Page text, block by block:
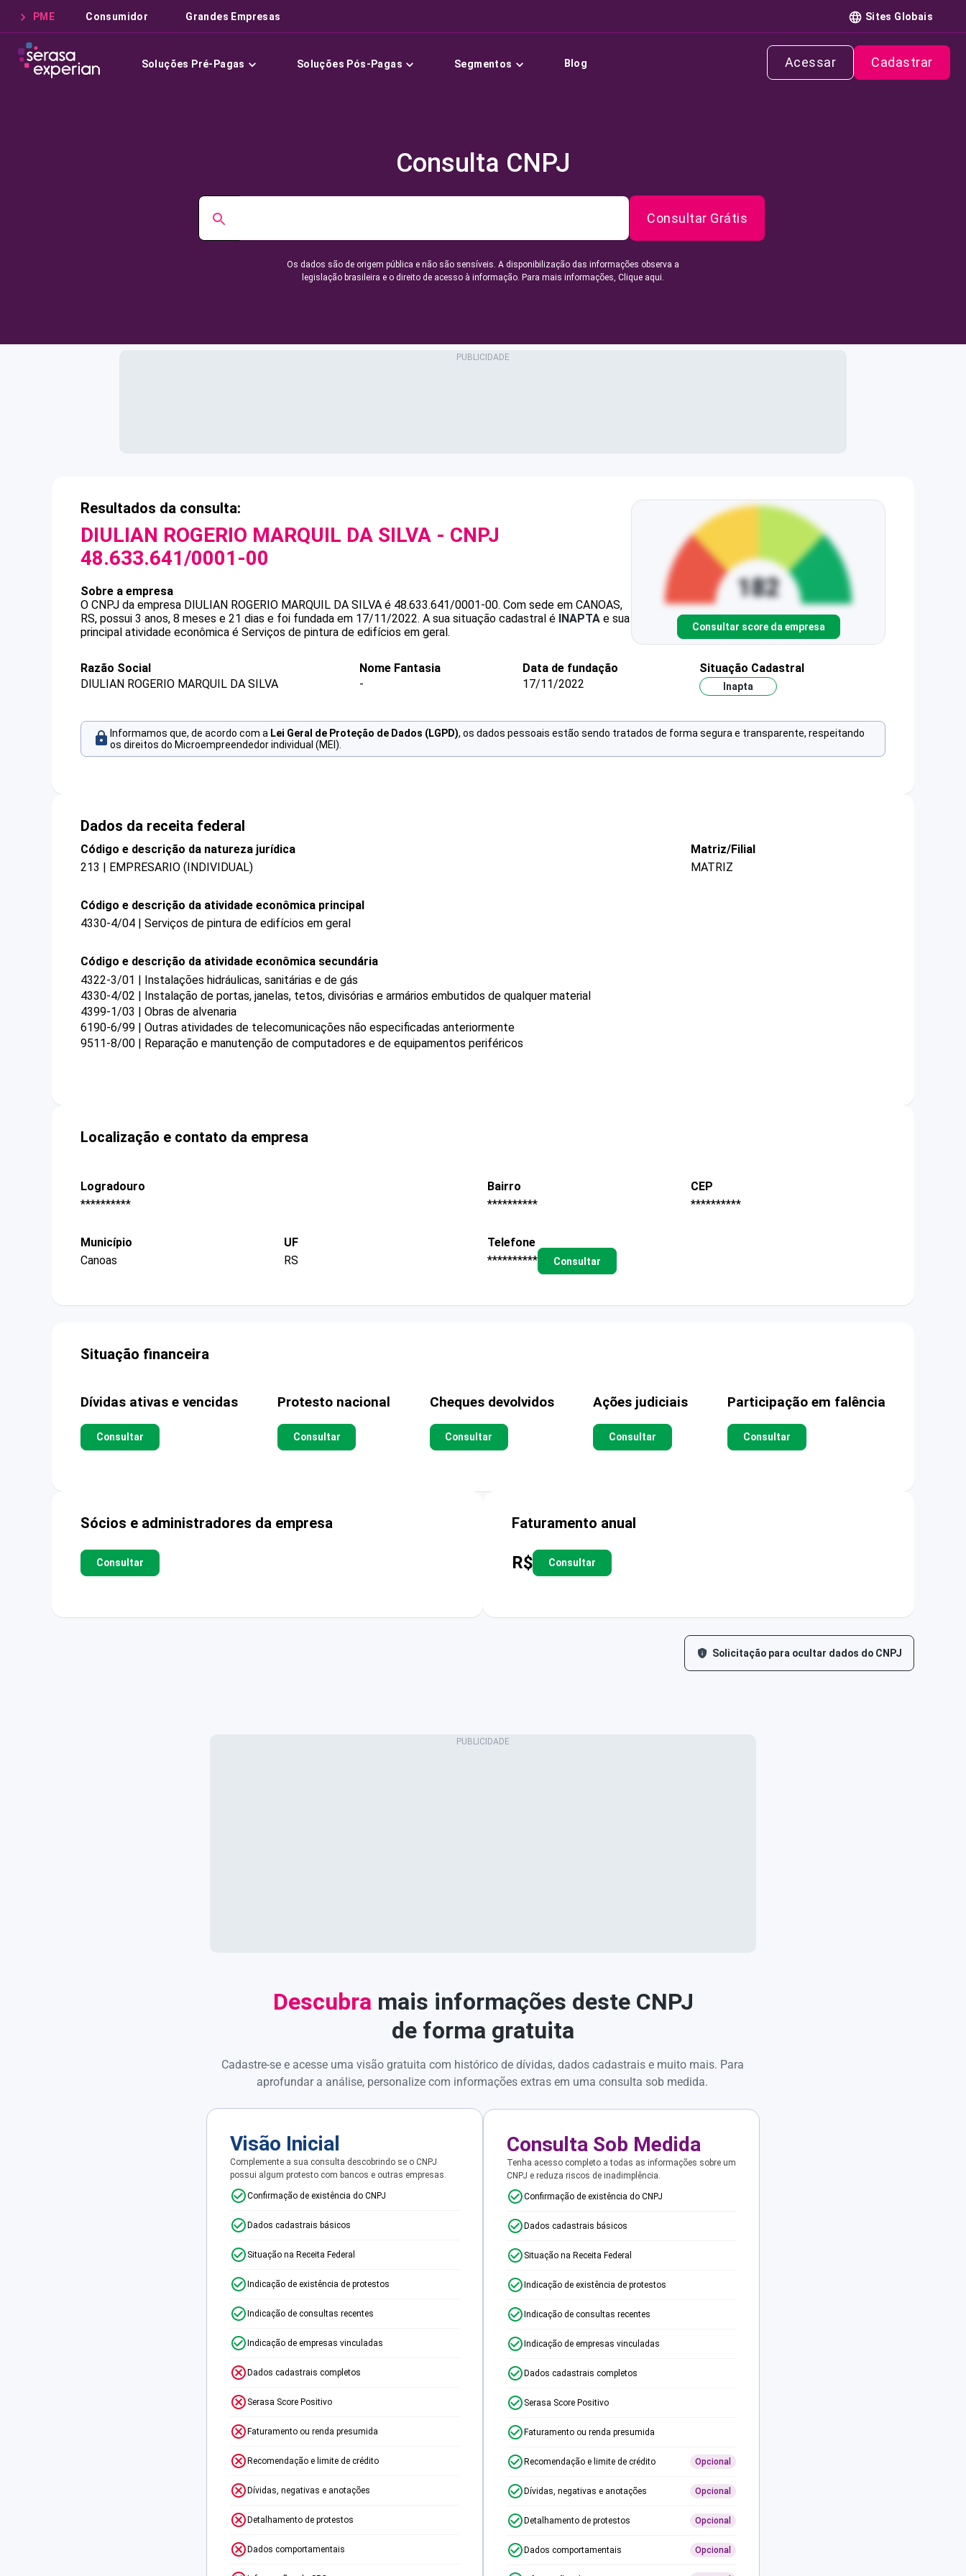
PME Consumidor Grandes Empresas Sites Globais
Soluções Pré-Pagas Soluções Pós-Pagas Segmentos Blog Acessar Cadastrar
Consulta CNPJ
Consultar Grátis
Os dados são de origem pública e não são sensíveis. A disponibilização das informações observa a
legislação brasileira e o direito de acesso à informação. Para mais informações, Clique aqui.
Resultados da consulta:
DIULIAN ROGERIO MARQUIL DA SILVA - CNPJ
48.633.641/0001-00
Sobre a empresa
O CNPJ da empresa DIULIAN ROGERIO MARQUIL DA SILVA é 48.633.641/0001-00. Com sede em CANOAS,
RS, possui 3 anos, 8 meses e 21 dias e foi fundada em 17/11/2022. A sua situação cadastral é INAPTA e sua
principal atividade econômica é Serviços de pintura de edifícios em geral.
Consultar score da empresa
Razão Social
DIULIAN ROGERIO MARQUIL DA SILVA
Nome Fantasia
-
Data de fundação
17/11/2022
Situação Cadastral
Inapta
Informamos que, de acordo com a Lei Geral de Proteção de Dados (LGPD), os dados pessoais estão sendo tratados de forma segura e transparente, respeitando
os direitos do Microempreendedor individual (MEI).
Dados da receita federal
Código e descrição da natureza jurídica
213 | EMPRESARIO (INDIVIDUAL)
Matriz/Filial
MATRIZ
Código e descrição da atividade econômica principal
4330-4/04 | Serviços de pintura de edifícios em geral
Código e descrição da atividade econômica secundária
4322-3/01 | Instalações hidráulicas, sanitárias e de gás
4330-4/02 | Instalação de portas, janelas, tetos, divisórias e armários embutidos de qualquer material
4399-1/03 | Obras de alvenaria
6190-6/99 | Outras atividades de telecomunicações não especificadas anteriormente
9511-8/00 | Reparação e manutenção de computadores e de equipamentos periféricos
Localização e contato da empresa
Logradouro
**********
Bairro
**********
CEP
**********
Município
Canoas
UF
RS
Telefone
**********
Consultar
Situação financeira
Dívidas ativas e vencidas
Consultar
Protesto nacional
Consultar
Cheques devolvidos
Consultar
Ações judiciais
Consultar
Participação em falência
Consultar
Sócios e administradores da empresa
Consultar
Faturamento anual
R$ Consultar
Solicitação para ocultar dados do CNPJ
Descubra mais informações deste CNPJ
de forma gratuita
Cadastre-se e acesse uma visão gratuita com histórico de dívidas, dados cadastrais e muito mais. Para
aprofundar a análise, personalize com informações extras em uma consulta sob medida.
Visão Inicial
Complemente a sua consulta descobrindo se o CNPJ
possui algum protesto com bancos e outras empresas.
Confirmação de existência do CNPJ
Dados cadastrais básicos
Situação na Receita Federal
Indicação de existência de protestos
Indicação de consultas recentes
Indicação de empresas vinculadas
Dados cadastrais completos
Serasa Score Positivo
Faturamento ou renda presumida
Recomendação e limite de crédito
Dívidas, negativas e anotações
Detalhamento de protestos
Dados comportamentais
Consulta Sob Medida
Tenha acesso completo a todas as informações sobre um
CNPJ e reduza riscos de inadimplência.
Confirmação de existência do CNPJ
Dados cadastrais básicos
Situação na Receita Federal
Indicação de existência de protestos
Indicação de consultas recentes
Indicação de empresas vinculadas
Dados cadastrais completos
Serasa Score Positivo
Faturamento ou renda presumida
Recomendação e limite de crédito Opcional
Dívidas, negativas e anotações Opcional
Detalhamento de protestos Opcional
Dados comportamentais Opcional